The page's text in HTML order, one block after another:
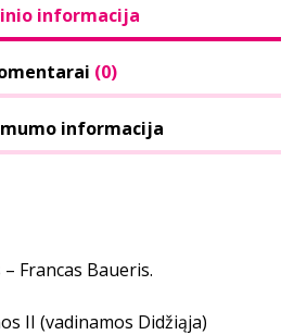
informacija
(0)
informacija
Francas Baueris.
II (vadinamos Didžiąja)